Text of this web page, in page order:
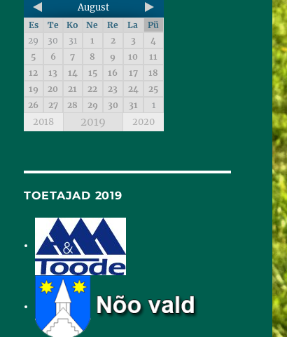
August
Es Te Ko Ne Re La
Pü
29
30 31 1 2 3
4
5
6 7 8 9 10
11
12
13 14 15 16 17
18
19
20 21 22 23 24
25
26
27 28 29 30 31 1
2018 2019 2020
TOETAJAD 2019